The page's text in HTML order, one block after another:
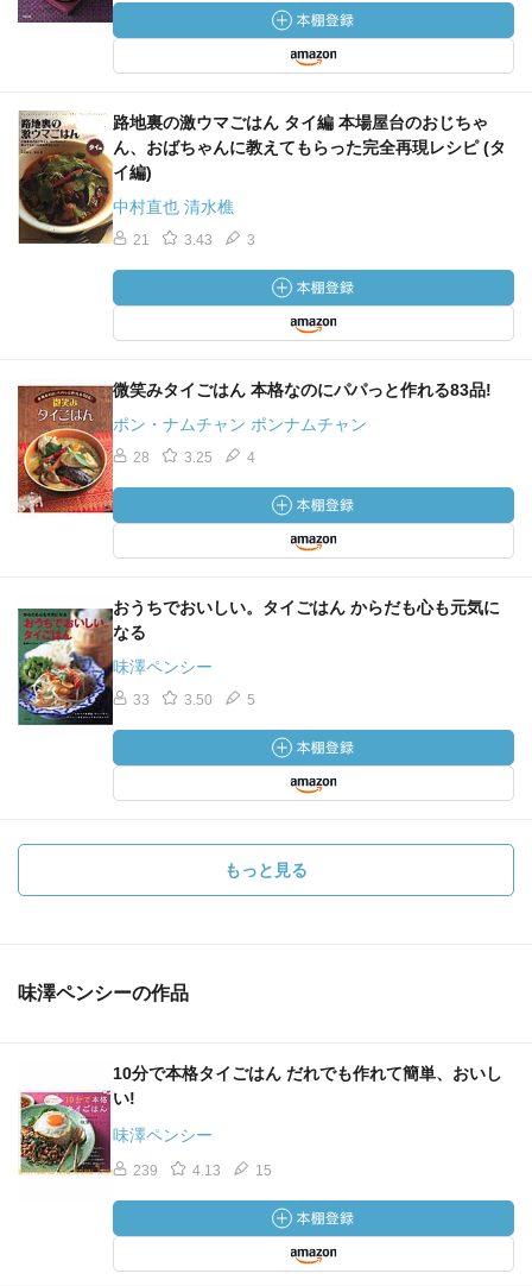
路地裏の激ウマごはん タイ編 本場屋台のおじちゃ
ん、おばちゃんに教えてもらった完全再現レシピ (タ
イ編)
中村直也 清水樵
21 3.43 3
微笑みタイごはん 本格なのにパパっと作れる83品!
ポン・ナムチャン ポンナムチャン
28 3.25 4
おうちでおいしい。タイごはん からだも心も元気に
なる
味澤ペンシー
33 3.50 5
もっと見る
味澤ペンシーの作品
10分で本格タイごはん だれでも作れて簡単、おいし
い!
味澤ペンシー
239 4.13 15